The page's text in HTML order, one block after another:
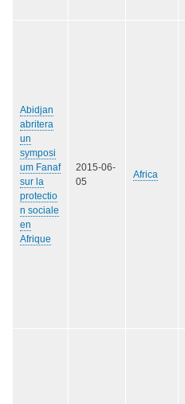
Abidjan
abritera
un
symposi
um Fanaf
sur la
protectio
n sociale
en
Afrique
2015-06-
05
Africa